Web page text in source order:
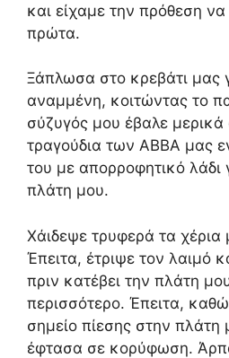
και είχαμε την πρόθεση
πρώτα.
Ξάπλωσα στο κρεβάτι μας
αναμμένη, κοιτώντας το
σύζυγός μου έβαλε
τραγούδια των ABBA μας
του με απορροφητικό λάδι
πλάτη μου.
Χάιδεψε τρυφερά τα χέρια
Έπειτα, έτριψε τον λαιμό
πριν κατέβει την πλάτη
περισσότερο. Έπειτα,
σημείο πίεσης στην πλάτη
έφτασα σε κορύφωση.